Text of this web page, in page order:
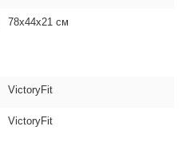
78x44x21 см
VictoryFit
VictoryFit